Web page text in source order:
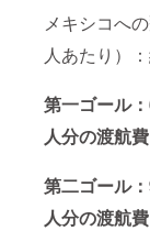
メキシコへ
人あたり）
第一ゴール
人分の渡航費
第二ゴール
人分の渡航費